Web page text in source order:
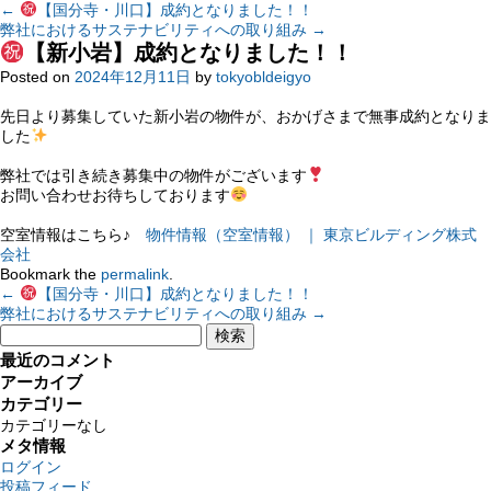
←
【国分寺・川口】成約となりました！！
弊社におけるサステナビリティへの取り組み →
【新小岩】成約となりました！！
Posted on 2024年12月11日 by tokyobldeigyo
先日より募集していた新小岩の物件が、おかげさまで無事成約となりま
した
弊社では引き続き募集中の物件がございます
お問い合わせお待ちしております
空室情報はこちら♪ 物件情報（空室情報） ｜ 東京ビルディング株式
会社
Bookmark the permalink
←
【国分寺・川口】成約となりました！！
弊社におけるサステナビリティへの取り組み →
検
索:
最近のコメント
アーカイブ
カテゴリー
カテゴリーなし
メタ情報
ログイン
投稿フィード